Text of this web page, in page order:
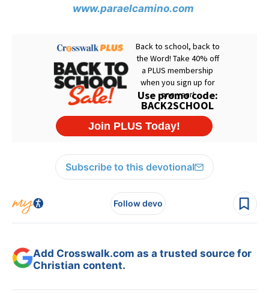
www.paraelcamino.com
Subscribe to this devotional
Follow devo
Add Crosswalk.com as a trusted source for
Christian content.